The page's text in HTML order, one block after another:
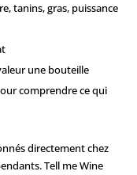
tanins, gras, puissance
une bouteille
comprendre ce qui
directement chez
Tell me Wine